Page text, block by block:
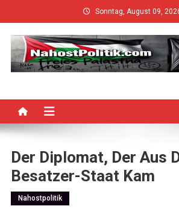
to
content
Sonntag, August 09,
Der Diplomat, Der Aus
Besatzer-Staat Kam
Nahostpolitik